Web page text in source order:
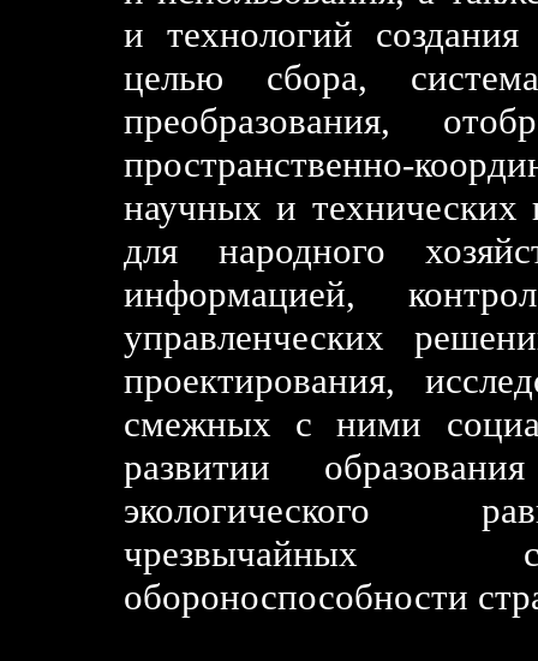
и технологий
целью сбора,
преобразования,
пространственно-
научных и технических
для народного
информацией,
управленческих
проектирования,
смежных с ними
развитии
экологического
чрезвычайных
обороноспособности